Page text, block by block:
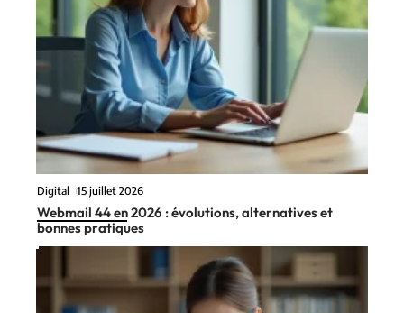
Digital 15 juillet 2026
Webmail 44 en 2026 : évolutions, alternatives et
bonnes pratiques